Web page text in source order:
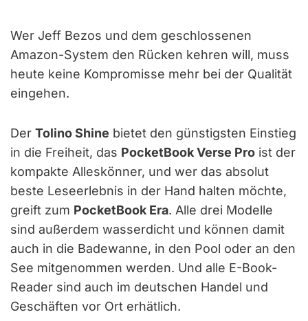
Wer Jeff Bezos und dem geschlossenen
Amazon-System den Rücken kehren will, muss
heute keine Kompromisse mehr bei der Qualität
eingehen.
Der Tolino Shine bietet den günstigsten Einstieg
in die Freiheit, das PocketBook Verse Pro ist der
kompakte Alleskönner, und wer das absolut
beste Leseerlebnis in der Hand halten möchte,
greift zum PocketBook Era. Alle drei Modelle
sind außerdem wasserdicht und können damit
auch in die Badewanne, in den Pool oder an den
See mitgenommen werden. Und alle E-Book-
Reader sind auch im deutschen Handel und
Geschäften vor Ort erhätlich.